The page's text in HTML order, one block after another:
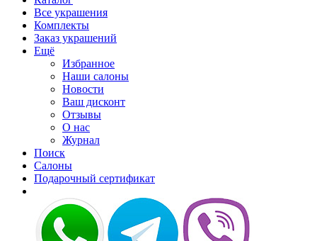
Все украшения
Комплекты
Заказ украшений
Ещё
Избранное
Наши салоны
Новости
Ваш дисконт
Отзывы
О нас
Журнал
Поиск
Салоны
Подарочный сертификат